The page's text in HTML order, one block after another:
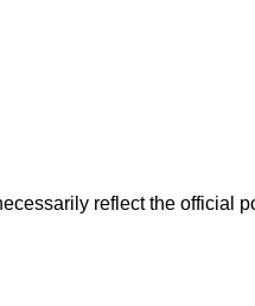
reflect the official